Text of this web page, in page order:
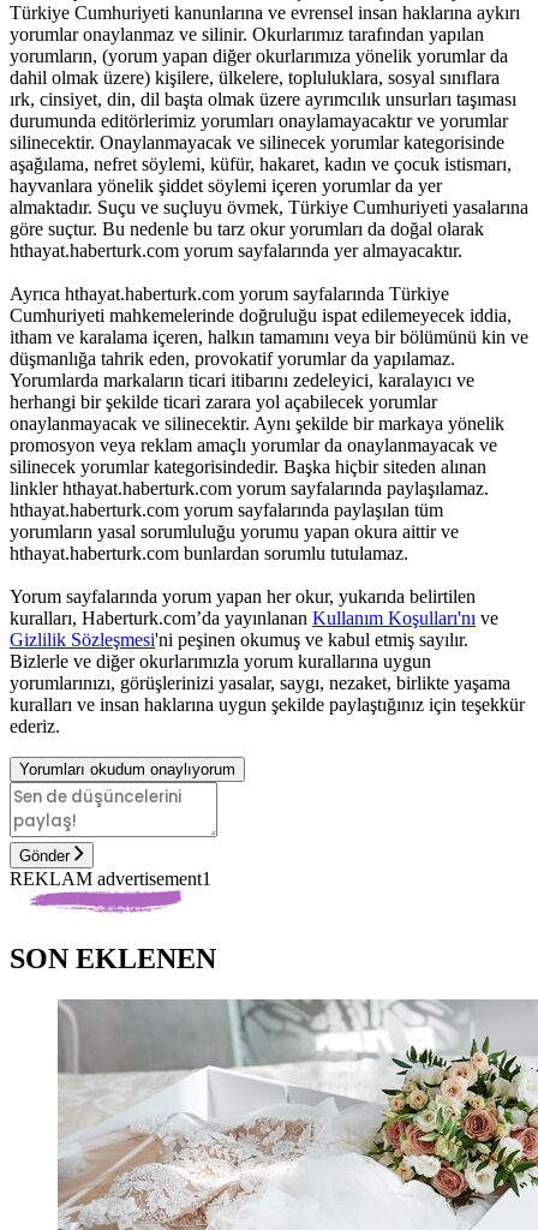
Türkiye Cumhuriyeti kanunlarına ve evrensel insan haklarına aykırı
yorumlar onaylanmaz ve silinir. Okurlarımız tarafından yapılan
yorumların, (yorum yapan diğer okurlarımıza yönelik yorumlar da
dahil olmak üzere) kişilere, ülkelere, topluluklara, sosyal sınıflara
ırk, cinsiyet, din, dil başta olmak üzere ayrımcılık unsurları taşıması
durumunda editörlerimiz yorumları onaylamayacaktır ve yorumlar
silinecektir. Onaylanmayacak ve silinecek yorumlar kategorisinde
aşağılama, nefret söylemi, küfür, hakaret, kadın ve çocuk istismarı,
hayvanlara yönelik şiddet söylemi içeren yorumlar da yer
almaktadır. Suçu ve suçluyu övmek, Türkiye Cumhuriyeti yasalarına
göre suçtur. Bu nedenle bu tarz okur yorumları da doğal olarak
hthayat.haberturk.com yorum sayfalarında yer almayacaktır.
Ayrıca hthayat.haberturk.com yorum sayfalarında Türkiye
Cumhuriyeti mahkemelerinde doğruluğu ispat edilemeyecek iddia,
itham ve karalama içeren, halkın tamamını veya bir bölümünü kin ve
düşmanlığa tahrik eden, provokatif yorumlar da yapılamaz.
Yorumlarda markaların ticari itibarını zedeleyici, karalayıcı ve
herhangi bir şekilde ticari zarara yol açabilecek yorumlar
onaylanmayacak ve silinecektir. Aynı şekilde bir markaya yönelik
promosyon veya reklam amaçlı yorumlar da onaylanmayacak ve
silinecek yorumlar kategorisindedir. Başka hiçbir siteden alınan
linkler hthayat.haberturk.com yorum sayfalarında paylaşılamaz.
hthayat.haberturk.com yorum sayfalarında paylaşılan tüm
yorumların yasal sorumluluğu yorumu yapan okura aittir ve
hthayat.haberturk.com bunlardan sorumlu tutulamaz.
Yorum sayfalarında yorum yapan her okur, yukarıda belirtilen
kuralları, Haberturk.com’da yayınlanan Kullanım Koşulları'nı ve
Gizlilik Sözleşmesi'ni peşinen okumuş ve kabul etmiş sayılır.
Bizlerle ve diğer okurlarımızla yorum kurallarına uygun
yorumlarınızı, görüşlerinizi yasalar, saygı, nezaket, birlikte yaşama
kuralları ve insan haklarına uygun şekilde paylaştığınız için teşekkür
ederiz.
Yorumları okudum onaylıyorum
Gönder
REKLAM advertisement1
SON EKLENEN